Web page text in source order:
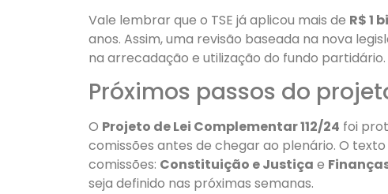
Vale lembrar que o TSE já aplicou mais de R$ 1
anos. Assim, uma revisão baseada na nova
na arrecadação e utilização do fundo partidário.
Próximos passos do
O Projeto de Lei Complementar 112/24 foi
comissões antes de chegar ao plenário. O
comissões: Constituição e Justiça e
seja definido nas próximas semanas.